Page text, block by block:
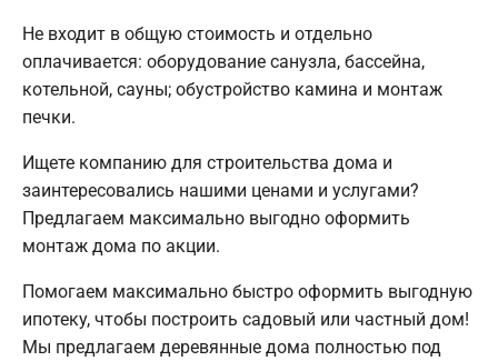
Не входит в общую стоимость и отдельно
оплачивается: оборудование санузла, бассейна,
котельной, сауны; обустройство камина и монтаж
печки.
Ищете компанию для строительства дома и
заинтересовались нашими ценами и услугами?
Предлагаем максимально выгодно оформить
монтаж дома по акции.
Помогаем максимально быстро оформить выгодную
ипотеку, чтобы построить садовый или частный дом!
Мы предлагаем деревянные дома полностью под